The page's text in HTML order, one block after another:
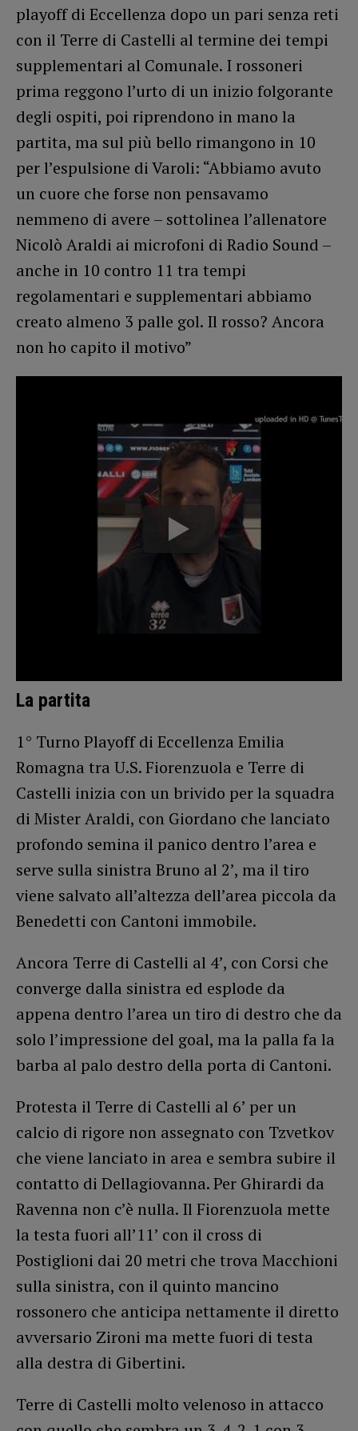
playoff di Eccellenza dopo un pari senza reti
con il Terre di Castelli al termine dei tempi
supplementari al Comunale. I rossoneri
prima reggono l’urto di un inizio folgorante
degli ospiti, poi riprendono in mano la
partita, ma sul più bello rimangono in 10
per l’espulsione di Varoli: “Abbiamo avuto
un cuore che forse non pensavamo
nemmeno di avere – sottolinea l’allenatore
Nicolò Araldi ai microfoni di Radio Sound –
anche in 10 contro 11 tra tempi
regolamentari e supplementari abbiamo
creato almeno 3 palle gol. Il rosso? Ancora
non ho capito il motivo”
La partita
1° Turno Playoff di Eccellenza Emilia
Romagna tra U.S. Fiorenzuola e Terre di
Castelli inizia con un brivido per la squadra
di Mister Araldi, con Giordano che lanciato
profondo semina il panico dentro l’area e
serve sulla sinistra Bruno al 2’, ma il tiro
viene salvato all’altezza dell’area piccola da
Benedetti con Cantoni immobile.
Ancora Terre di Castelli al 4’, con Corsi che
converge dalla sinistra ed esplode da
appena dentro l’area un tiro di destro che da
solo l’impressione del goal, ma la palla fa la
barba al palo destro della porta di Cantoni.
Protesta il Terre di Castelli al 6’ per un
calcio di rigore non assegnato con Tzvetkov
che viene lanciato in area e sembra subire il
contatto di Dellagiovanna. Per Ghirardi da
Ravenna non c’è nulla. Il Fiorenzuola mette
la testa fuori all’11’ con il cross di
Postiglioni dai 20 metri che trova Macchioni
sulla sinistra, con il quinto mancino
rossonero che anticipa nettamente il diretto
avversario Zironi ma mette fuori di testa
alla destra di Gibertini.
Terre di Castelli molto velenoso in attacco